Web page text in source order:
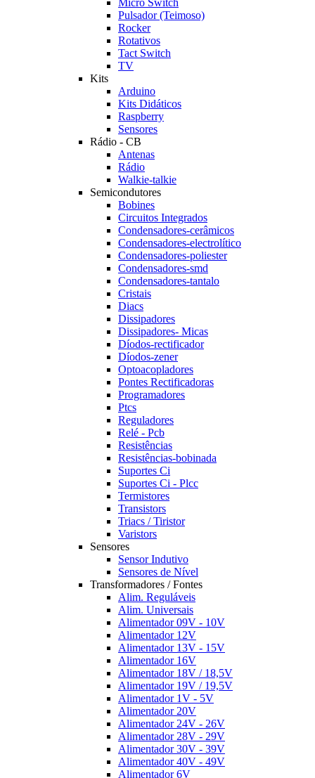
Micro Switch
Pulsador (Teimoso)
Rocker
Rotativos
Tact Switch
TV
Kits
Arduino
Kits Didáticos
Raspberry
Sensores
Rádio - CB
Antenas
Rádio
Walkie-talkie
Semicondutores
Bobines
Circuitos Integrados
Condensadores-cerâmicos
Condensadores-electrolítico
Condensadores-poliester
Condensadores-smd
Condensadores-tantalo
Cristais
Diacs
Dissipadores
Dissipadores- Micas
Díodos-rectificador
Díodos-zener
Optoacopladores
Pontes Rectificadoras
Programadores
Ptcs
Reguladores
Relé - Pcb
Resistências
Resistências-bobinada
Suportes Ci
Suportes Ci - Plcc
Termistores
Transistors
Triacs / Tiristor
Varistors
Sensores
Sensor Indutivo
Sensores de Nível
Transformadores / Fontes
Alim. Reguláveis
Alim. Universais
Alimentador 09V - 10V
Alimentador 12V
Alimentador 13V - 15V
Alimentador 16V
Alimentador 18V / 18,5V
Alimentador 19V / 19,5V
Alimentador 1V - 5V
Alimentador 20V
Alimentador 24V - 26V
Alimentador 28V - 29V
Alimentador 30V - 39V
Alimentador 40V - 49V
Alimentador 6V